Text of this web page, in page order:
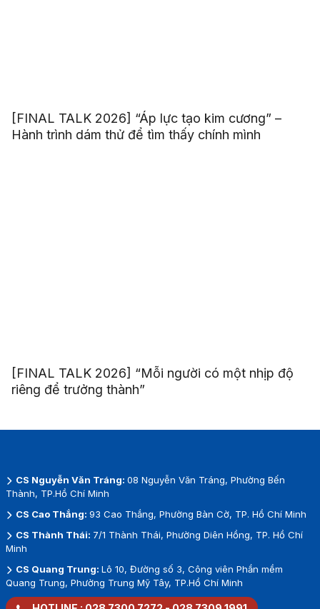
[FINAL TALK 2026] “Áp lực tạo kim cương” –
Hành trình dám thử để tìm thấy chính mình
[FINAL TALK 2026] “Mỗi người có một nhịp độ
riêng để trưởng thành”
CS Nguyễn Văn Tráng: 08 Nguyễn Văn Tráng, Phường Bến
Thành, TP.Hồ Chí Minh
CS Cao Thắng: 93 Cao Thắng, Phường Bàn Cờ, TP. Hồ Chí Minh
CS Thành Thái: 7/1 Thành Thái, Phường Diên Hồng, TP. Hồ Chí
Minh
CS Quang Trung: Lô 10, Đường số 3, Công viên Phần mềm
Quang Trung, Phường Trung Mỹ Tây, TP.Hồ Chí Minh